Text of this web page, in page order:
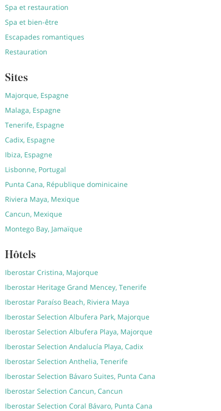
Spa et restauration
Spa et bien-être
Escapades romantiques
Restauration
Sites
Majorque, Espagne
Malaga, Espagne
Tenerife, Espagne
Cadix, Espagne
Ibiza, Espagne
Lisbonne, Portugal
Punta Cana, République dominicaine
Riviera Maya, Mexique
Cancun, Mexique
Montego Bay, Jamaïque
Hôtels
Iberostar Cristina, Majorque
Iberostar Heritage Grand Mencey, Tenerife
Iberostar Paraíso Beach, Riviera Maya
Iberostar Selection Albufera Park, Majorque
Iberostar Selection Albufera Playa, Majorque
Iberostar Selection Andalucía Playa, Cadix
Iberostar Selection Anthelia, Tenerife
Iberostar Selection Bávaro Suites, Punta Cana
Iberostar Selection Cancun, Cancun
Iberostar Selection Coral Bávaro, Punta Cana